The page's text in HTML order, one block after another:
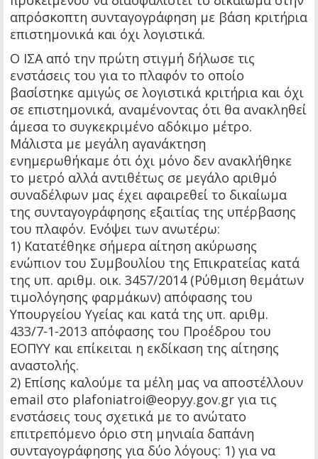
απρόσκοπτη συνταγογράφηση με βάση κριτήρια
επιστημονικά και όχι λογιστικά.
Ο ΙΣΑ από την πρώτη στιγμή δήλωσε τις
ενστάσεις του για το πλαφόν το οποίο
βασίστηκε αμιγώς σε λογιστικά κριτήρια και όχι
σε επιστημονικά, αναμένοντας ότι θα ανακληθεί
άμεσα το συγκεκριμένο αδόκιμο μέτρο.
Μάλιστα με μεγάλη αγανάκτηση
ενημερωθήκαμε ότι όχι μόνο δεν ανακλήθηκε
το μετρό αλλά αντιθέτως σε μεγάλο αριθμό
συναδέλφων μας έχει αφαιρεθεί το δικαίωμα
της συνταγογράφησης εξαιτίας της υπέρβασης
του πλαφόν. Ενόψει των ανωτέρω:
1) Κατατέθηκε σήμερα αίτηση ακύρωσης
ενώπιον του Συμβουλίου της Επικρατείας κατά
της υπ. αριθμ. οικ. 3457/2014 (Ρύθμιση θεμάτων
τιμολόγησης φαρμάκων) απόφασης του
Υπουργείου Υγείας και κατά της υπ. αριθμ.
433/7-1-2013 απόφασης του Προέδρου του
ΕΟΠΥΥ και επίκειται η εκδίκαση της αίτησης
αναστολής.
2) Επίσης καλούμε τα μέλη μας να αποστέλλουν
email στο plafoniatroi@eopyy.gov.gr για τις
ενστάσεις τους σχετικά με το ανώτατο
επιτρεπόμενο όριο στη μηνιαία δαπάνη
συνταγογράφησης για δύο λόγους: 1) για να